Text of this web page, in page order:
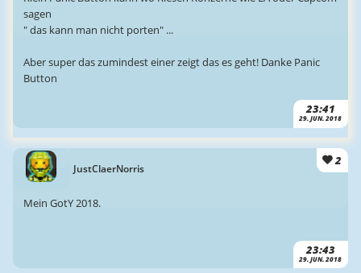
23:41
29. JUN. 2018
sagen
" das kann man nicht porten" ...
Aber super das zumindest einer zeigt das es geht! Danke Panic
Button
JustClaerNorris
2
23:43
29. JUN. 2018
Mein GotY 2018.